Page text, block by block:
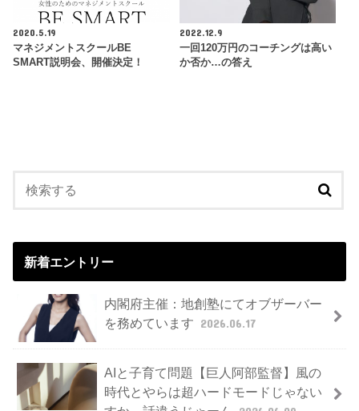
2020.5.19
マネジメントスクールBE
SMART説明会、開催決定！
2022.12.9
一回120万円のコーチングは高い
か否か…の答え
新着エントリー
内閣府主催：地創塾にてオブザーバー
を務めています 2026.06.17
AIと子育て問題【巨人阿部監督】風の
時代とやらは超ハードモードじゃない